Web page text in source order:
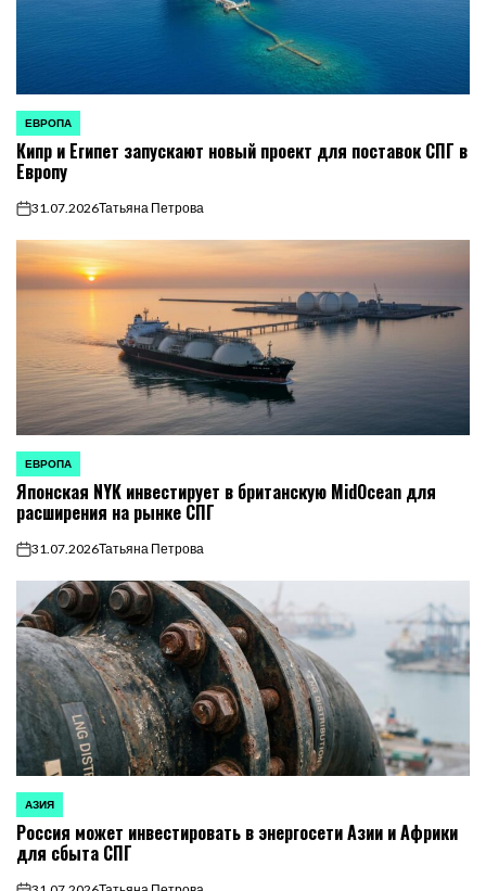
ОПУБЛИКОВАНО
В
ЕВРОПА
Кипр и Египет запускают новый проект для поставок СПГ в
Европу
on31.07.2026Татьяна Петрова
ОПУБЛИКОВАНО
В
ЕВРОПА
Японская NYK инвестирует в британскую MidOcean для
расширения на рынке СПГ
on31.07.2026Татьяна Петрова
ОПУБЛИКОВАНО
В
АЗИЯ
Россия может инвестировать в энергосети Азии и Африки
для сбыта СПГ